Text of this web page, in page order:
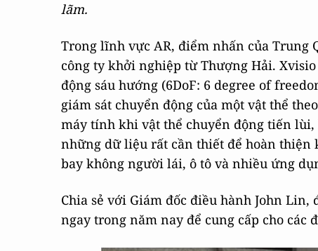
lãm.
Trong lĩnh vực AR, điểm nhấn của Trung
công ty khởi nghiệp từ Thượng Hải.
động sáu hướng (6DoF: 6 degree of
giám sát chuyển động của một vật thể
máy tính khi vật thể chuyển động tiến
những dữ liệu rất cần thiết để hoàn thiện
bay không người lái, ô tô và nhiều ứng
Chia sẻ với Giám đốc điều hành John
ngay trong năm nay để cung cấp cho